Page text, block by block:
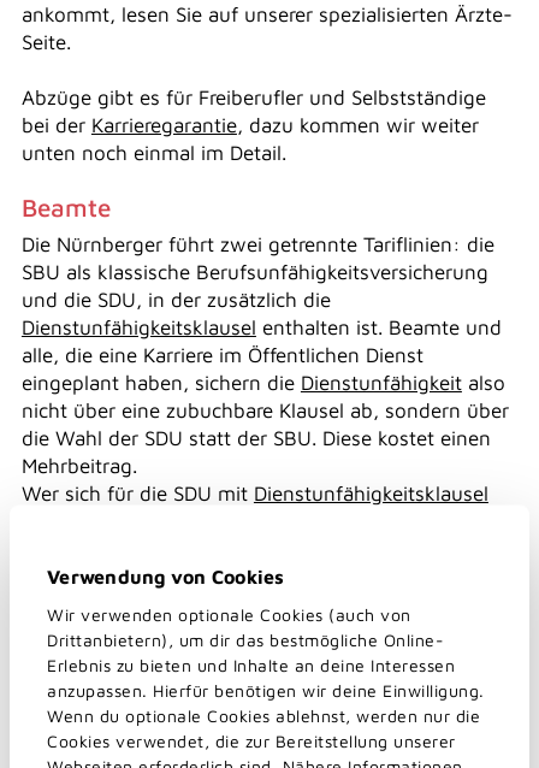
Verwendung von Cookies
Wir verwenden optionale Cookies (auch von
Drittanbietern), um dir das bestmögliche Online-
Erlebnis zu bieten und Inhalte an deine Interessen
anzupassen. Hierfür benötigen wir deine Einwilligung.
Wenn du optionale Cookies ablehnst, werden nur die
Cookies verwendet, die zur Bereitstellung unserer
ankommt, lesen Sie auf unserer spezialisierten Ärzte-
Seite.
Abzüge gibt es für Freiberufler und Selbstständige
bei der Karrieregarantie, dazu kommen wir weiter
unten noch einmal im Detail.
Beamte
Die Nürnberger führt zwei getrennte Tariflinien: die
SBU als klassische Berufsunfähigkeitsversicherung
und die SDU, in der zusätzlich die
Dienstunfähigkeitsklausel enthalten ist. Beamte und
alle, die eine Karriere im Öffentlichen Dienst
eingeplant haben, sichern die Dienstunfähigkeitalso
nicht über eine zubuchbare Klausel ab, sondern über
die Wahl der SDU statt der SBU. Diese kostet einen
Mehrbeitrag.
Wer sich für die SDU mit Dienstunfähigkeitsklausel
sie diese Vereinfachung im Fall einer
Dienstunfähigkeit
später einmal brauchen werden,
haben die Möglichkeit, zu einem späteren Zeitpunkt
nach der Verbeamtung von der SBU in die SDU zu
wechseln.
DieDienstunfähigkeitsklauselder SDU ist für Beamte
auf Lebenszeit mit Anspruch auf ein Ruhegehalt sehr